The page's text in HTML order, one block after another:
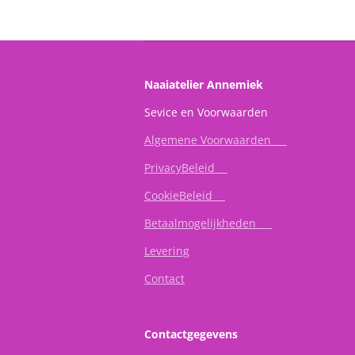
Naaiatelier Annemiek
Sevice en
Algemene Voorwaarden
PrivacyBeleid
CookieBeleid
Betaalmogelijkheden
Levering
Contact
Contactgegevens